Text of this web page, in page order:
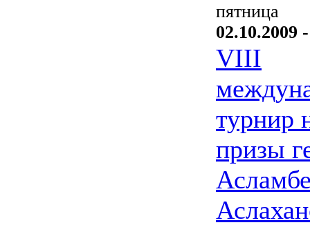
пятница
02.10.2009
VIII
турнир
призы